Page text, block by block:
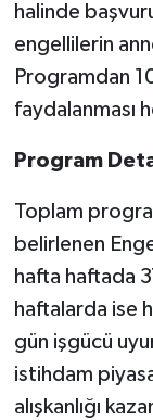
halinde
engellilerin
Programdan
faydalanması
Program
Toplam
belirlenen
hafta haftada
haftalarda ise
gün işgücü
istihdam
alışkanlığı